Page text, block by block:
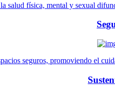
salud física, mental y sexual
seguros, promoviendo el